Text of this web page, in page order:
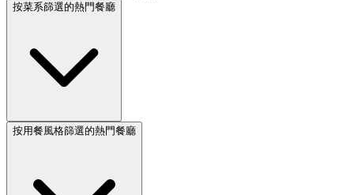
按菜系篩選的熱門餐廳
按用餐風格篩選的熱門餐廳